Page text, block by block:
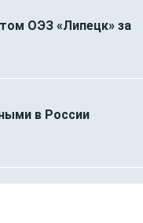
ОЭЗ «Липецк» за
в России